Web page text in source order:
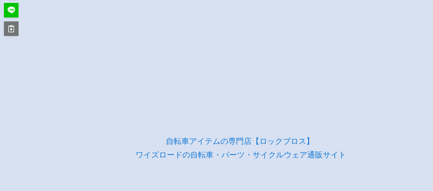
自転車アイテムの専門店【ロックブロス】
ワイズロードの自転車・パーツ・サイクルウェア通販サイト